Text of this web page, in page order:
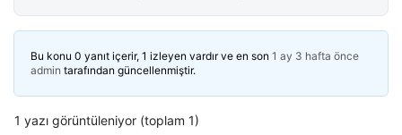
Bu konu 0 yanıt içerir, 1 izleyen vardır ve en son 1 ay 3 hafta önce
admin tarafından güncellenmiştir.
1 yazı görüntüleniyor (toplam 1)